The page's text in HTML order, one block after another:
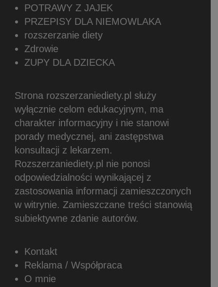
POTRAWY Z JAJEK
PRZEPISY DLA NIEMOWLAKA
rozszerzanie diety
Zdrowie
ZUPY DLA DZIECKA
Strona rozszerzaniediety.pl służy
wyłącznie celom edukacyjnym, ma
charakter informacyjny i nie stanowi
porady medycznej, ani zastępstwa
konsultacji z lekarzem.
Rozszerzaniediety.pl nie ponosi
odpowiedzialności wynikającej z
zastosowania informacji zamieszczonych
w witrynie. Zamieszczane treści stanowią
subiektywne zdanie autorów.
Kontakt
Reklama / Współpraca
O mnie